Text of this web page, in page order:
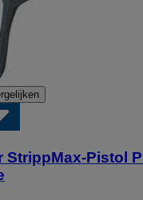
StrippMax-Pistol